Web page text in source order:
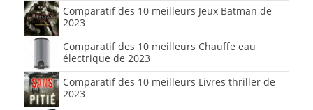
Comparatif des 10 meilleurs Jeux Batman de
2023
Comparatif des 10 meilleurs Chauffe eau
électrique de 2023
Comparatif des 10 meilleurs Livres thriller de
2023